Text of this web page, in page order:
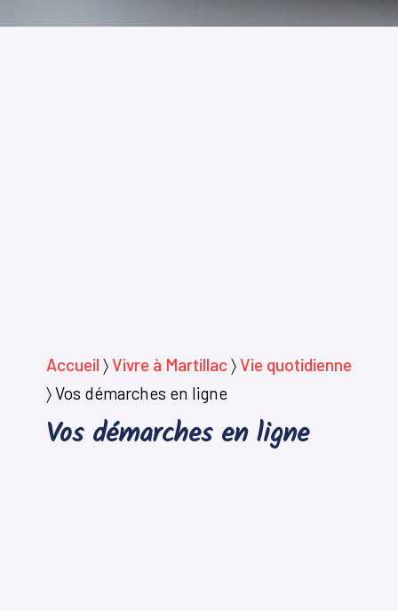
Accueil 〉Vivre à Martillac 〉Vie quotidienne
〉Vos démarches en ligne
Vos démarches en ligne